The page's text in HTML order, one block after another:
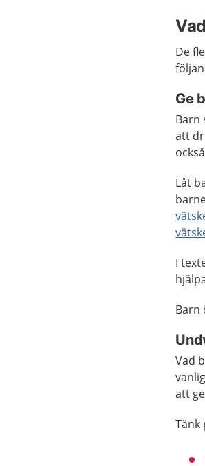
De
Ge
Barn
att
Låt
I
Barn
Vad
att
Tänk